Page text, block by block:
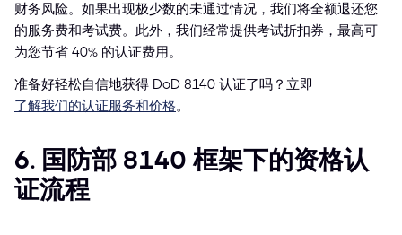
财务风险。如果出现极少数的未通过情况，我们将全额退还您
的服务费和考试费。此外，我们经常提供考试折扣券，最高可
为您节省 40% 的认证费用。
准备好轻松自信地获得 DoD 8140 认证了吗？立即
了解我们的认证服务和价格。
6. 国防部 8140 框架下的资格认
证流程